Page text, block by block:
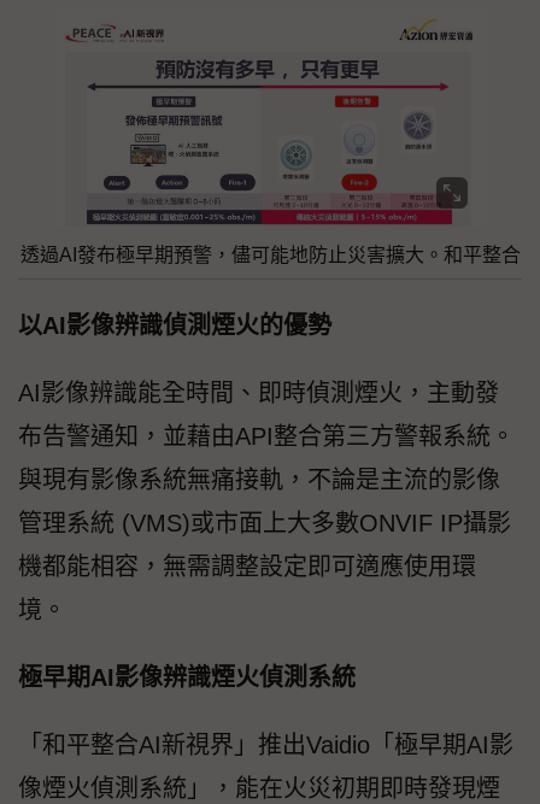
透過AI發布極早期預警，儘可能地防止災害擴大。和平整合
以AI影像辨識偵測煙火的優勢
AI影像辨識能全時間、即時偵測煙火，主動發
布告警通知，並藉由API整合第三方警報系統。
與現有影像系統無痛接軌，不論是主流的影像
管理系統 (VMS)或市面上大多數ONVIF IP攝影
機都能相容，無需調整設定即可適應使用環
境。
極早期AI影像辨識煙火偵測系統
「和平整合AI新視界」推出Vaidio「極早期AI影
像煙火偵測系統」，能在火災初期即時發現煙